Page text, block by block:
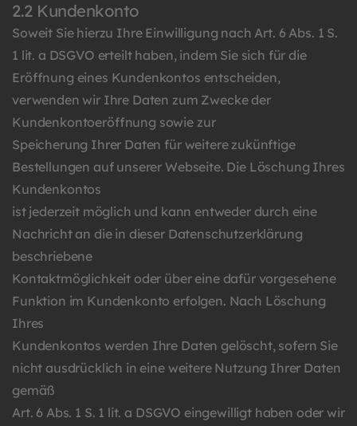
2.2 Kundenkonto
Soweit Sie hierzu Ihre Einwilligung nach Art. 6 Abs. 1 S.
1 lit. a DSGVO erteilt haben, indem Sie sich für die
Eröffnung eines Kundenkontos entscheiden,
verwenden wir Ihre Daten zum Zwecke der
Kundenkontoeröffnung sowie zur
Speicherung Ihrer Daten für weitere zukünftige
Bestellungen auf unserer Webseite. Die Löschung Ihres
Kundenkontos
ist jederzeit möglich und kann entweder durch eine
Nachricht an die in dieser Datenschutzerklärung
beschriebene
Kontaktmöglichkeit oder über eine dafür vorgesehene
Funktion im Kundenkonto erfolgen. Nach Löschung
Ihres
Kundenkontos werden Ihre Daten gelöscht, sofern Sie
nicht ausdrücklich in eine weitere Nutzung Ihrer Daten
gemäß
Art. 6 Abs. 1 S. 1 lit. a DSGVO eingewilligt haben oder wir